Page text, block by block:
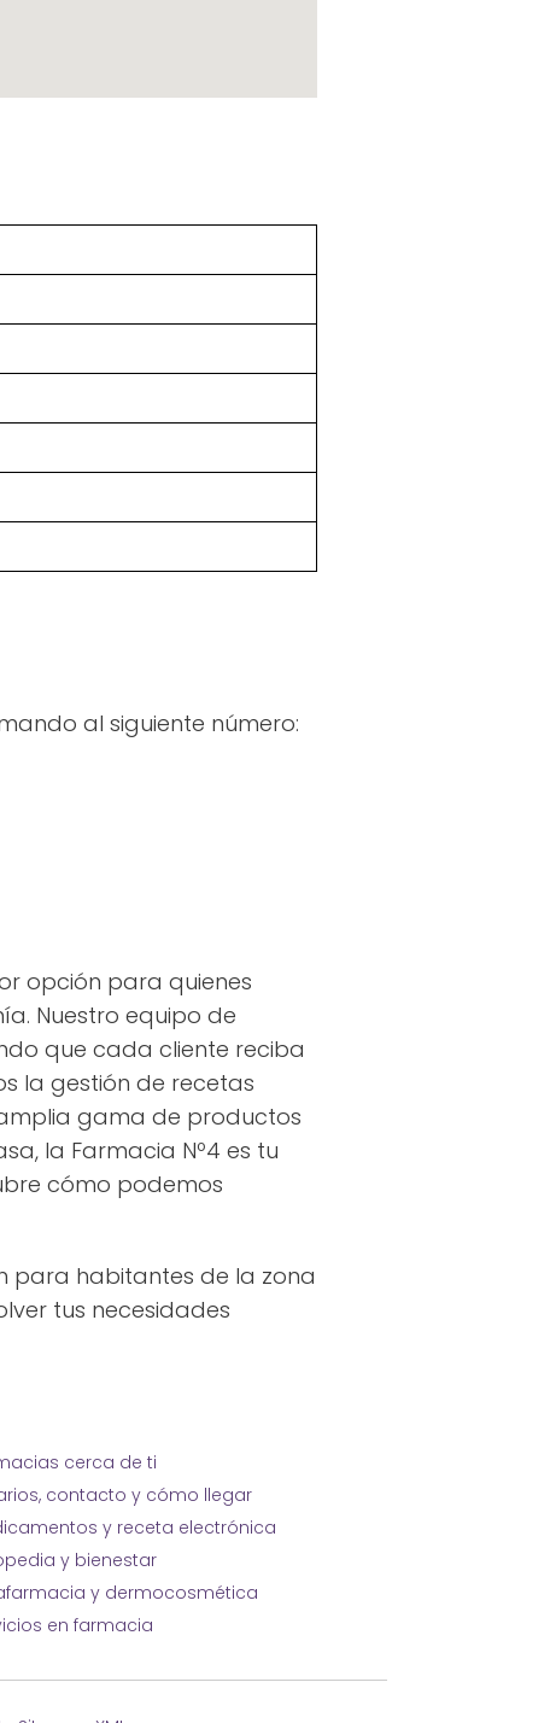
al siguiente número:
opción para quienes
Nuestro equipo de
que cada cliente reciba
la gestión de recetas
gama de productos
la Farmacia Nº4 es tu
cómo podemos
para habitantes de la zona
tus necesidades
cerca de ti
contacto y cómo llegar
y receta electrónica
y bienestar
y dermocosmética
en farmacia